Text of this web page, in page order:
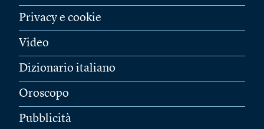
Privacy e cookie
Video
Dizionario italiano
Oroscopo
Pubblicità